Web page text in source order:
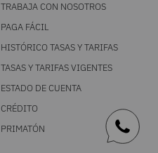
TRABAJA CON NOSOTROS
PAGA FÁCIL
HISTÓRICO TASAS Y TARIFAS
TASAS Y TARIFAS VIGENTES
ESTADO DE CUENTA
CRÉDITO
PRIMATÓN